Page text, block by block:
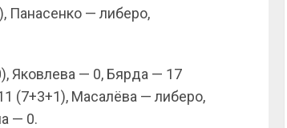
Панасенко — либеро,
Яковлева — 0, Бярда — 17
(7+3+1), Масалёва — либеро,
— 0.